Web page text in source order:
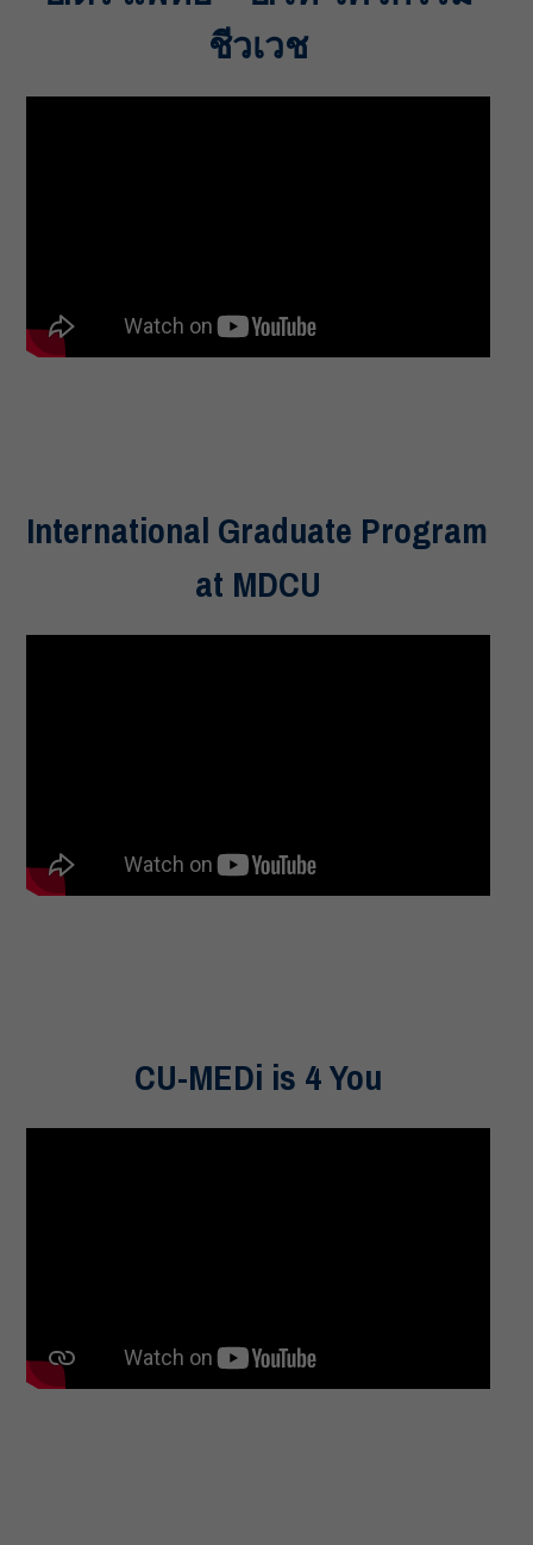
ชีวเวช
International Graduate Program
at MDCU
CU-MEDi is 4 You